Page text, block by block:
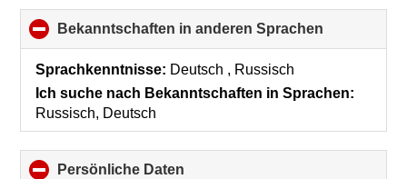
Bekanntschaften in anderen Sprachen
to
Sprachkenntnisse: Deutsch , Russisch
Ich suche nach Bekanntschaften in Sprachen:
Russisch, Deutsch
Persönliche Daten